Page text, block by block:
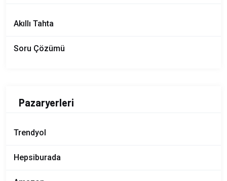
Akıllı Tahta
Soru Çözümü
Pazaryerleri
Trendyol
Hepsiburada